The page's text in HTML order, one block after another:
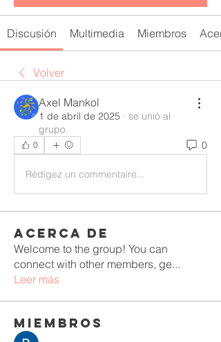
Discusión Multimedia Miembros
Volver
Axel Mankol
1 de abril de 2025 · se unió al
grupo.
0 0
Rédigez un commentaire...
Acerca de
Welcome to the group! You can
connect with other members, ge...
Leer más
Miembros